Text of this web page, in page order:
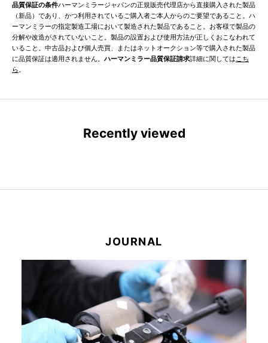
品質保証の条件ハーマンミラージャパンの正規販売代理店から直接購入された製品
（新品）であり、かつ利用されているご購入者ご本人からのご要望であること。ハ
ーマンミラーの指定製造工場において製造された製品であること。お客様で製品の
分解や改造がされていないこと。製品の設置および使用方法が正しくおこなわれて
いること。中古品および個人売買、またはネットオークション等で購入された製品
に品質保証は適用されません。ハーマンミラー品質保証請求詳細に関してはこち
ら。
Recently viewed
JOURNAL